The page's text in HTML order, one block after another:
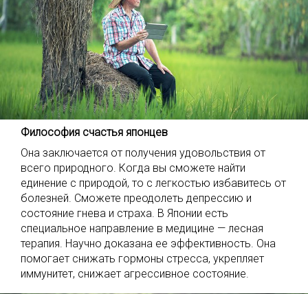
Философия счастья японцев
Она заключается от получения удовольствия от
всего природного. Когда вы сможете найти
единение с природой, то с легкостью избавитесь от
болезней. Сможете преодолеть депрессию и
состояние гнева и страха. В Японии есть
специальное направление в медицине — лесная
терапия. Научно доказана ее эффективность. Она
помогает снижать гормоны стресса, укрепляет
иммунитет, снижает агрессивное состояние.